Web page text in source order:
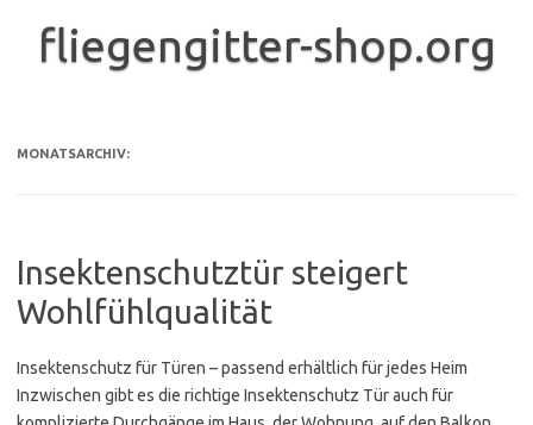
springenfliegengitter-shop.org
MONATSARCHIV:
Insektenschutztür steigert
Wohlfühlqualität
Insektenschutz für Türen – passend erhältlich für jedes Heim
Inzwischen gibt es die richtige Insektenschutz Tür auch für